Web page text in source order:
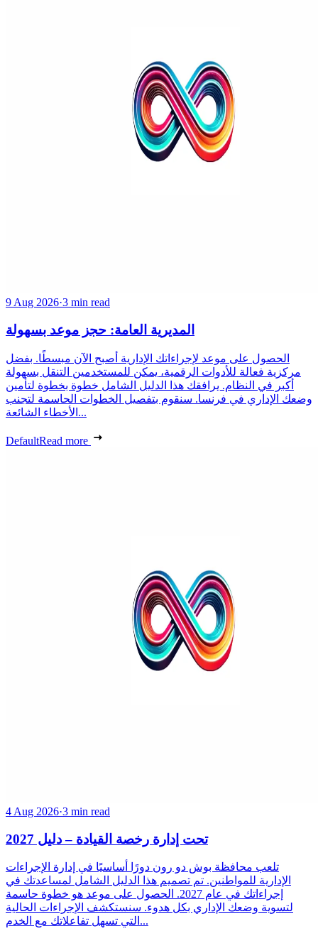
9 Aug 2026·3 min read
المديرية العامة: حجز موعد بسهولة
الحصول على موعد لإجراءاتك الإدارية أصبح الآن مبسطًا. بفضل
مركزية فعالة للأدوات الرقمية، يمكن للمستخدمين التنقل بسهولة
أكبر في النظام. يرافقك هذا الدليل الشامل خطوة بخطوة لتأمين
وضعك الإداري في فرنسا. سنقوم بتفصيل الخطوات الحاسمة لتجنب
الأخطاء الشائعة...
DefaultRead more
4 Aug 2026·3 min read
تحت إدارة رخصة القيادة – دليل 2027
تلعب محافظة بوش دو رون دورًا أساسيًا في إدارة الإجراءات
الإدارية للمواطنين. تم تصميم هذا الدليل الشامل لمساعدتك في
إجراءاتك في عام 2027. الحصول على موعد هو خطوة حاسمة
لتسوية وضعك الإداري بكل هدوء. سنستكشف الإجراءات الحالية
التي تسهل تفاعلاتك مع الخدم...